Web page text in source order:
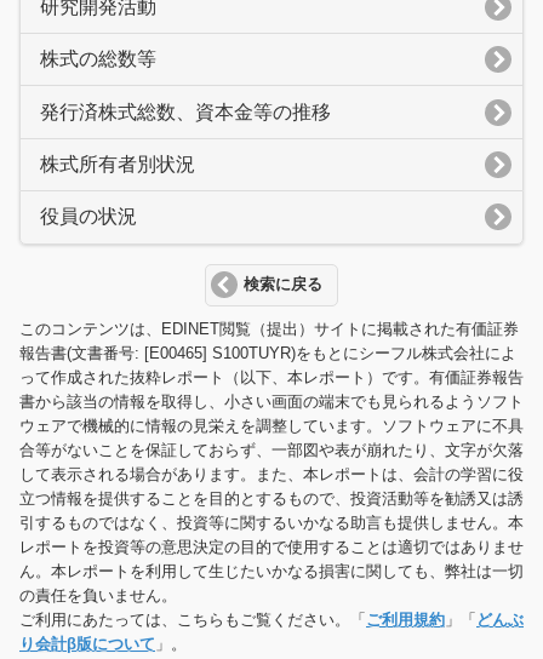
研究開発活動
株式の総数等
発行済株式総数、資本金等の推移
株式所有者別状況
役員の状況
検索に戻る
このコンテンツは、EDINET閲覧（提出）サイトに掲載された有価証券
報告書(文書番号: [E00465] S100TUYR)をもとにシーフル株式会社によ
って作成された抜粋レポート（以下、本レポート）です。有価証券報告
書から該当の情報を取得し、小さい画面の端末でも見られるようソフト
ウェアで機械的に情報の見栄えを調整しています。ソフトウェアに不具
合等がないことを保証しておらず、一部図や表が崩れたり、文字が欠落
して表示される場合があります。また、本レポートは、会計の学習に役
立つ情報を提供することを目的とするもので、投資活動等を勧誘又は誘
引するものではなく、投資等に関するいかなる助言も提供しません。本
レポートを投資等の意思決定の目的で使用することは適切ではありませ
ん。本レポートを利用して生じたいかなる損害に関しても、弊社は一切
の責任を負いません。
ご利用にあたっては、こちらもご覧ください。「 ご利用規約 」「 どんぶ
り会計β版について 」。